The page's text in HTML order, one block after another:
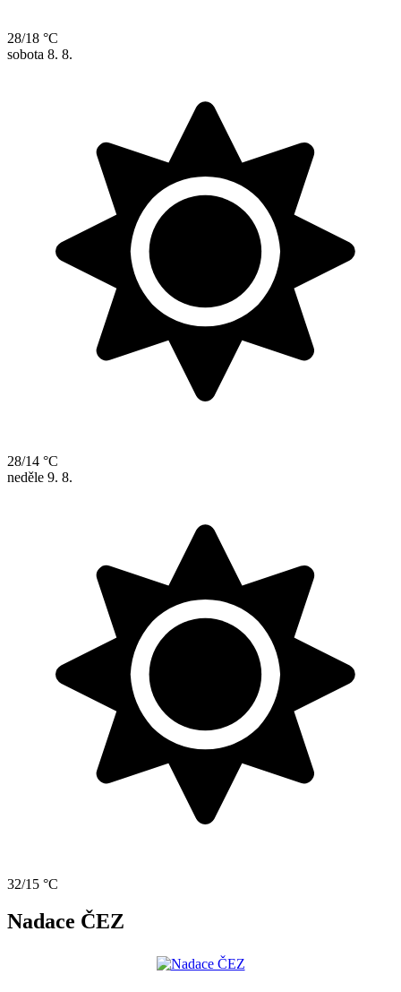
28/18 °C
sobota 8. 8.
28/14 °C
neděle 9. 8.
32/15 °C
Nadace ČEZ